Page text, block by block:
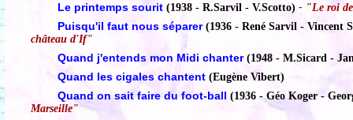
Le printemps sourit (1938 - R.Sarvil - V.Scotto) - "Le roi
Puisqu'il faut nous séparer (1936 - René Sarvil - Vincent
château d'If"
Quand j'entends mon Midi chanter (1948 - M.Sicard -
Quand les cigales chantent (Eugène Vibert)
Quand on sait faire du foot-ball (1936 - Géo Koger -
Marseille"